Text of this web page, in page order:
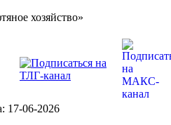
хозяйство»
17-06-2026